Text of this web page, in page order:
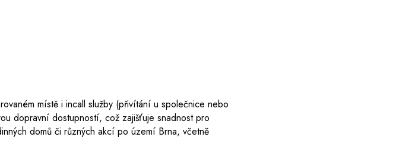
místě i incall služby (přivítání u společnice nebo
dopravní dostupností, což zajišťuje snadnost pro
domů či různých akcí po území Brna, včetně